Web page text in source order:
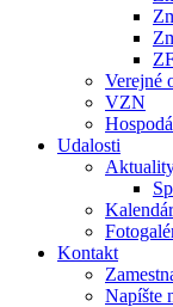
Verejné
VZN
Udalosti
Kontakt
Napíšte